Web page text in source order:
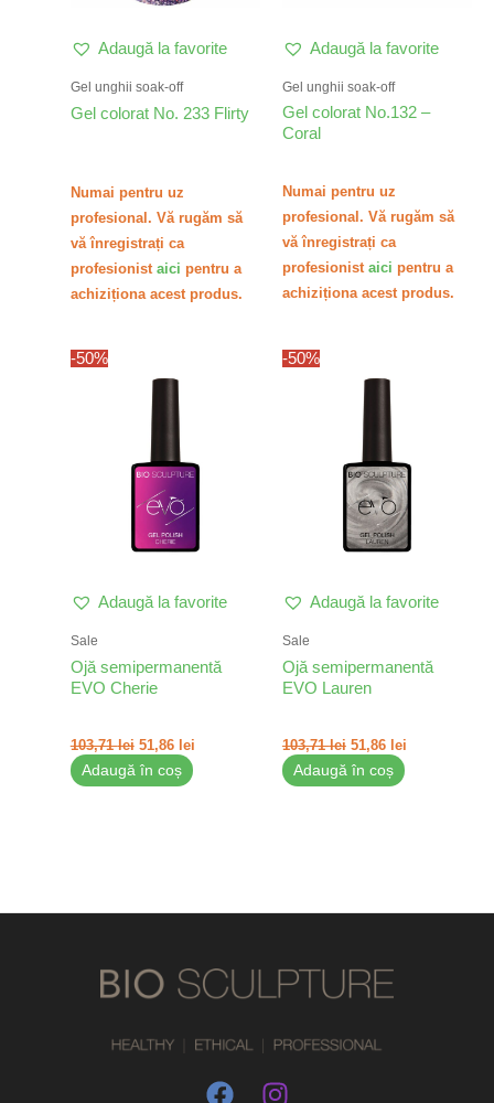
Adaugă la favorite
Gel unghii soak-off
Gel colorat No. 233 Flirty
Numai pentru uz
profesional. Vă rugăm să
vă înregistrați ca
profesionist aici pentru a
achiziționa acest produs.
Adaugă la favorite
Gel unghii soak-off
Gel colorat No.132 –
Coral
Numai pentru uz
profesional. Vă rugăm să
vă înregistrați ca
profesionist aici pentru a
achiziționa acest produs.
-50%
Adaugă la favorite
Sale
Ojă semipermanentă
EVO Cherie
103,71lei
fost:
103,71 lei.
51,86 lei
Adaugă în coș
-50%
Adaugă la favorite
Sale
Ojă semipermanentă
EVO Lauren
103,71lei
fost:
103,71 lei.
51,86 lei
Adaugă în coș